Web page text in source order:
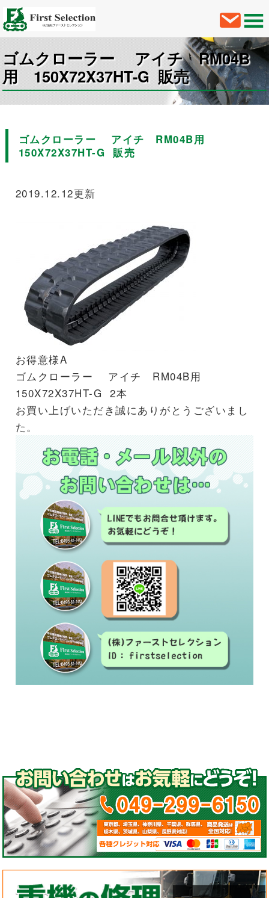
ゴムクローラー アイチ RM04B
用 150X72X37HT-G 販売
ゴムクローラー アイチ RM04B用
150X72X37HT-G 販売
2019.12.12更新
お得意様A
ゴムクローラー アイチ RM04B用
150X72X37HT-G 2本
お買い上げいただき誠にありがとうございまし
た。